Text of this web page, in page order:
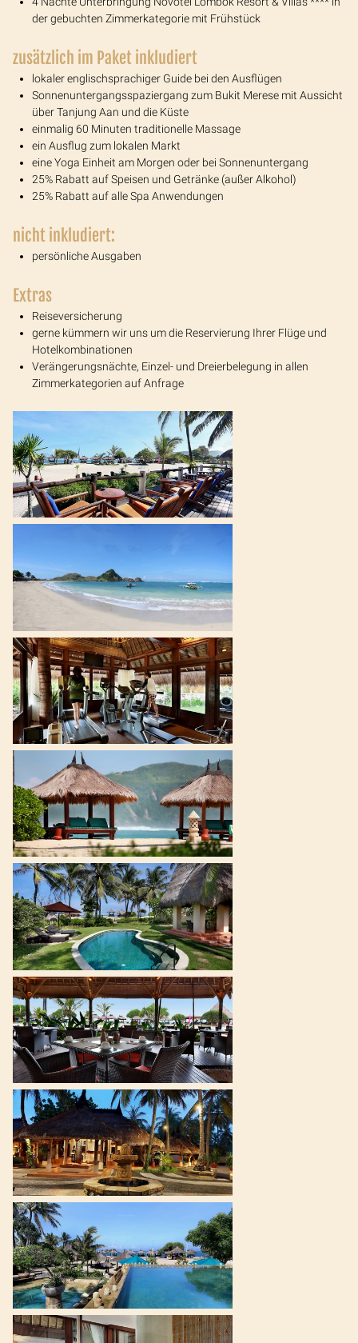
der gebuchten Zimmerkategorie mit Frühstück
zusätzlich im Paket inkludiert
lokaler englischsprachiger Guide bei den Ausflügen
Sonnenuntergangsspaziergang zum Bukit Merese mit Aussicht
über Tanjung Aan und die Küste
einmalig 60 Minuten traditionelle Massage
ein Ausflug zum lokalen Markt
eine Yoga Einheit am Morgen oder bei Sonnenuntergang
25% Rabatt auf Speisen und Getränke (außer Alkohol)
25% Rabatt auf alle Spa Anwendungen
nicht inkludiert:
persönliche Ausgaben
Extras
Reiseversicherung
gerne kümmern wir uns um die Reservierung Ihrer Flüge und
Hotelkombinationen
Verängerungsnächte, Einzel- und Dreierbelegung in allen
Zimmerkategorien auf Anfrage